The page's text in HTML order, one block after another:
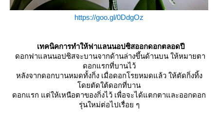
https://goo.gl/0DdgOz
เทคนิคการทำให้ฟาแลนนอปซิสออกดอกตลอดปี
ดอกฟาแลนนอปซิสจะบานจากด้านล่างขึ้นด้านบน ให้หมายตา
ดอกแรกที่บานไว้
หลังจากดอกบานหมดทั้งกิ่ง เมื่อดอกโรยหมดแล้ว ให้ตัดกิ่งทิ้ง
ดยตัดใต้ดอกที่บาน
ดอกแรก แต่ให้เหนือตาของกิ่งไว้ เพื่อจะได้แตกตาและออกดอก
รุ่นใหม่ต่อไปเรื่อย ๆ